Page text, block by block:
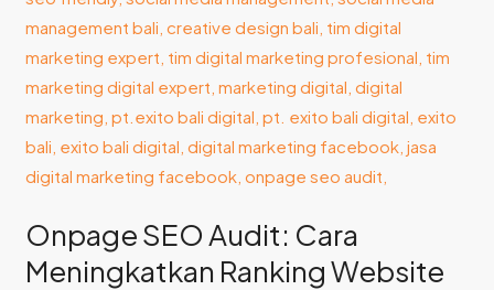
Onpage SEO Audit: Cara
Meningkatkan Ranking Website